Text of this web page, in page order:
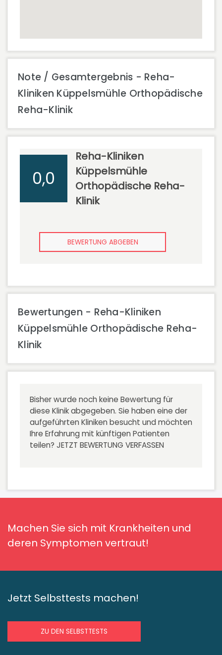
Note / Gesamtergebnis - Reha-
Kliniken Küppelsmühle Orthopädische
Reha-Klinik
0,0
Reha-Kliniken
Küppelsmühle
Orthopädische Reha-
Klinik
BEWERTUNG ABGEBEN
Bewertungen - Reha-Kliniken
Küppelsmühle Orthopädische Reha-
Klinik
Bisher wurde noch keine Bewertung für
diese Klinik abgegeben. Sie haben eine der
aufgeführten Kliniken besucht und möchten
Ihre Erfahrung mit künftigen Patienten
teilen? JETZT BEWERTUNG VERFASSEN
Machen Sie sich mit Krankheiten und
deren Symptomen vertraut!
Jetzt Selbsttests machen!
ZU DEN SELBSTTESTS